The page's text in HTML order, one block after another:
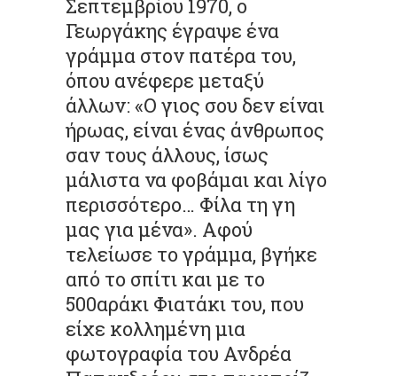
Σεπτεμβρίου 1970, ο
Γεωργάκης έγραψε ένα
γράμμα στον πατέρα του,
όπου ανέφερε μεταξύ
άλλων: «Ο γιος σου δεν είναι
ήρωας, είναι ένας άνθρωπος
σαν τους άλλους, ίσως
μάλιστα να φοβάμαι και λίγο
περισσότερο… Φίλα τη γη
μας για μένα». Αφού
τελείωσε το γράμμα, βγήκε
από το σπίτι και με το
500αράκι Φιατάκι του, που
είχε κολλημένη μια
φωτογραφία του Ανδρέα